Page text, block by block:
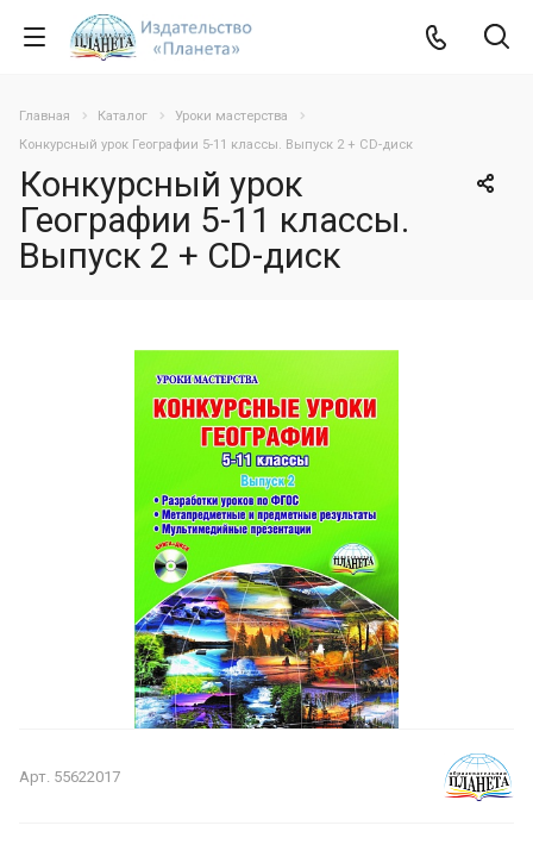
Главная Каталог
Уроки мастерства
Конкурсный урок Географии 5-11 классы. Выпуск 2 + CD-диск
Конкурсный урок
Географии 5-11 классы.
Выпуск 2 + CD-диск
Арт. 55622017